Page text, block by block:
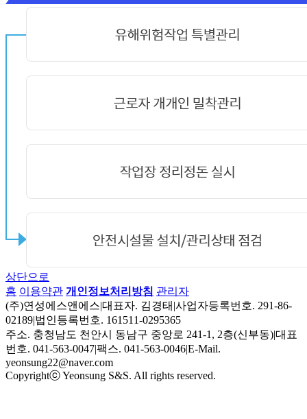
상단으로
홈 이용약관 개인정보처리방침 관리자
(주)연성에스앤에스|대표자. 김경태 |사업자등록번호. 291-86-
02189|법인등록번호. 161511-0295365
주소. 충청남도 천안시 동남구 중앙로 241-1, 2층(신부동)|대표
번호. 041-563-0047|팩스. 041-563-0046|E-Mail.
yeonsung22@naver.com
Copyrightⓒ Yeonsung S&S. All rights reserved.